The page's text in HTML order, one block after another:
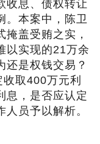
息、债权转让
。本案中，陈卫
盖受贿之实，
以实现的21万余
还是权钱交易？
取400万元利
息，是否应认定
员予以解析。